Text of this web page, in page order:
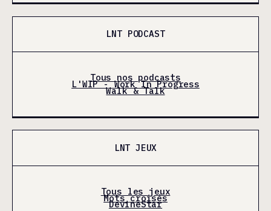
LNT PODCAST
Tous nos podcasts
L'WIP - Work In Progress
Walk & Talk
LNT JEUX
Tous les jeux
Mots croisés
DevineStar